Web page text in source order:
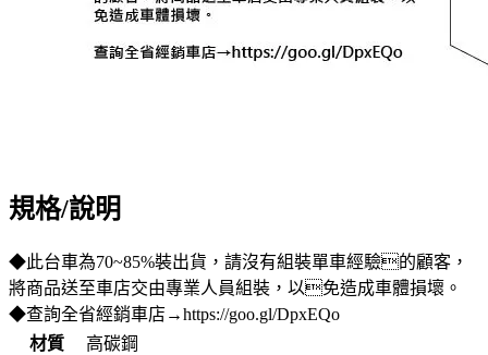
規格/說明
◆此台車為70~85%裝出貨，請沒有組裝單車經驗的顧客，
將商品送至車店交由專業人員組裝，以免造成車體損壞。
◆查詢全省經銷車店→https://goo.gl/DpxEQo
材質
高碳鋼